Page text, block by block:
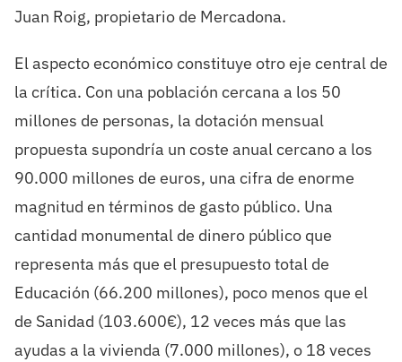
Juan Roig, propietario de Mercadona.
El aspecto económico constituye otro eje central de
la crítica. Con una población cercana a los 50
millones de personas, la dotación mensual
propuesta supondría un coste anual cercano a los
90.000 millones de euros, una cifra de enorme
magnitud en términos de gasto público. Una
cantidad monumental de dinero público que
representa más que el presupuesto total de
Educación (66.200 millones), poco menos que el
de Sanidad (103.600€), 12 veces más que las
ayudas a la vivienda (7.000 millones), o 18 veces